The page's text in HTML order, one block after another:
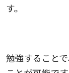
す。
勉強すること